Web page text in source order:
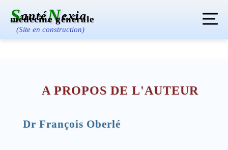
SantéNexia
médecine générale
(Site en construction)
Médicaments
Imagerie
A PROPOS DE L'AUTEUR
Dr François Oberlé